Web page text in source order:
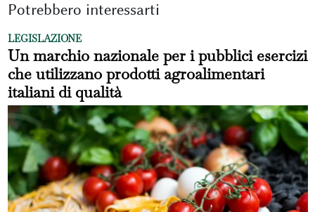
Potrebbero interessarti
LEGISLAZIONE
Un marchio nazionale per i pubblici esercizi
che utilizzano prodotti agroalimentari
italiani di qualità